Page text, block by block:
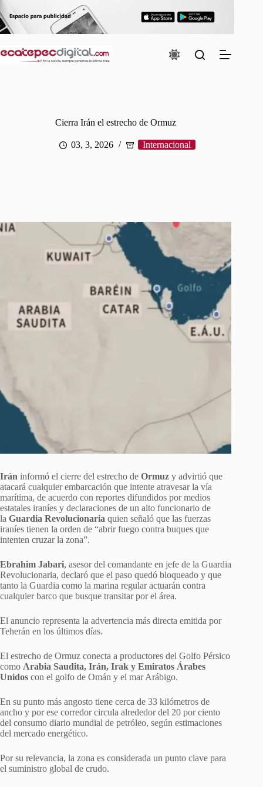
al
contenido
Cierra Irán el estrecho de Ormuz
03, 3, 2026 Internacional
Irán informó el cierre del estrecho de Ormuz y advirtió que
atacará cualquier embarcación que intente atravesar la vía
marítima, de acuerdo con reportes difundidos por medios
estatales iraníes y declaraciones de un alto funcionario de
la Guardia Revolucionaria quien señaló que las fuerzas
iraníes tienen la orden de “abrir fuego contra buques que
intenten cruzar la zona”.
Ebrahim Jabari, asesor del comandante en jefe de la Guardia
Revolucionaria, declaró que el paso quedó bloqueado y que
tanto la Guardia como la marina regular actuarán contra
cualquier barco que busque transitar por el área.
El anuncio representa la advertencia más directa emitida por
Teherán en los últimos días.
El estrecho de Ormuz conecta a productores del Golfo Pérsico
como Arabia Saudita, Irán, Irak y Emiratos Árabes
Unidos con el golfo de Omán y el mar Arábigo.
En su punto más angosto tiene cerca de 33 kilómetros de
ancho y por ese corredor circula alrededor del 20 por ciento
del consumo diario mundial de petróleo, según estimaciones
del mercado energético.
Por su relevancia, la zona es considerada un punto clave para
el suministro global de crudo.